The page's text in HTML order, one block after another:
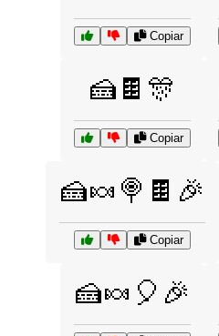
Copiar
🍰🍫🎊
Copiar
🍰🍬🍭🍫🎉
Copiar
🍰🍬🎈🎉